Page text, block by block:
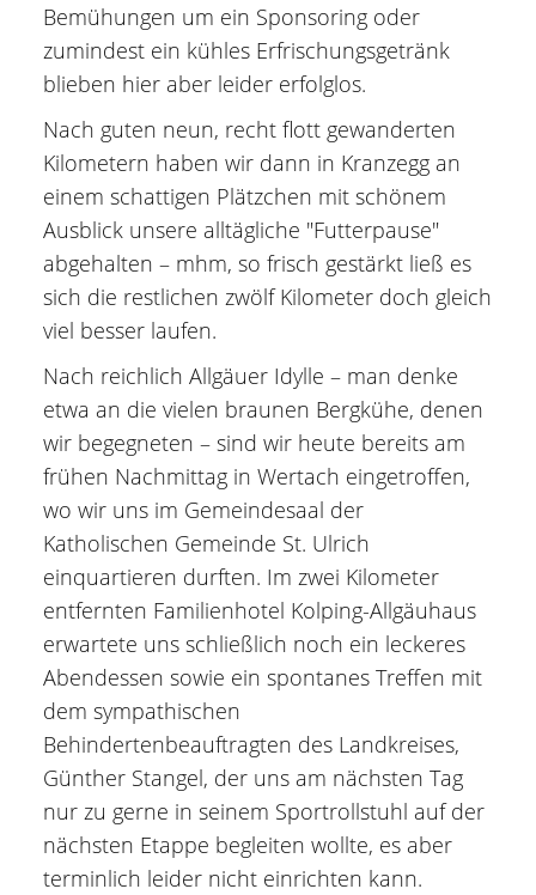
Bemühungen um ein Sponsoring oder
zumindest ein kühles Erfrischungsgetränk
blieben hier aber leider erfolglos.
Nach guten neun, recht flott gewanderten
Kilometern haben wir dann in Kranzegg an
einem schattigen Plätzchen mit schönem
Ausblick unsere alltägliche "Futterpause"
abgehalten – mhm, so frisch gestärkt ließ es
sich die restlichen zwölf Kilometer doch gleich
viel besser laufen.
Nach reichlich Allgäuer Idylle – man denke
etwa an die vielen braunen Bergkühe, denen
wir begegneten – sind wir heute bereits am
frühen Nachmittag in Wertach eingetroffen,
wo wir uns im Gemeindesaal der
Katholischen Gemeinde St. Ulrich
einquartieren durften. Im zwei Kilometer
entfernten Familienhotel Kolping-Allgäuhaus
erwartete uns schließlich noch ein leckeres
Abendessen sowie ein spontanes Treffen mit
dem sympathischen
Behindertenbeauftragten des Landkreises,
Günther Stangel, der uns am nächsten Tag
nur zu gerne in seinem Sportrollstuhl auf der
nächsten Etappe begleiten wollte, es aber
terminlich leider nicht einrichten kann.